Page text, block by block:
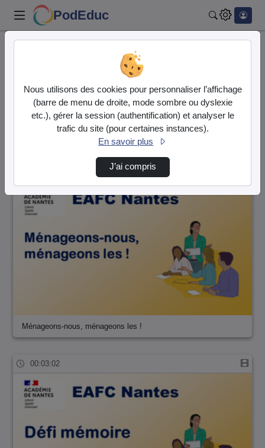
PodEduc
22 vidéos trouvées
Audio Vidéo
Direction de tri
Ménageons-nous, ménageons les !
00:03:02
Nous utilisons des cookies pour personnaliser l’affichage
(barre de menu de droite, mode sombre ou dyslexie
etc.), gérer la session (authentification) et analyser le
trafic du site (pour certaines instances).
En savoir plus
J’ai compris